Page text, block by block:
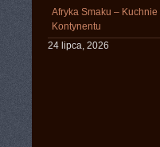
Afryka Smaku – Kuchnie
Kontynentu
24 lipca, 2026